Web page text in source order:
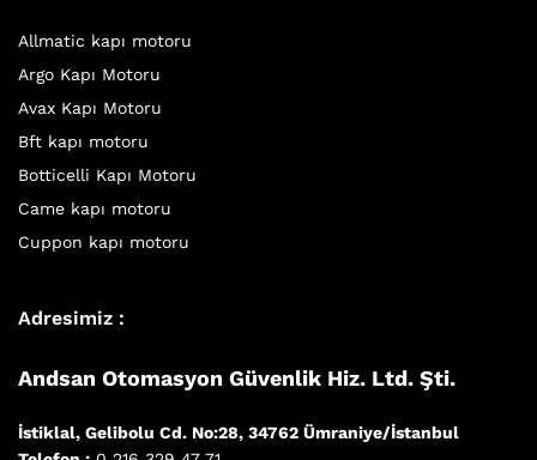
Allmatic kapı motoru
Argo Kapı Motoru
Avax Kapı Motoru
Bft kapı motoru
Botticelli Kapı Motoru
Came kapı motoru
Cuppon kapı motoru
Adresimiz :
Andsan Otomasyon Güvenlik Hiz. Ltd. Şti.
İstiklal, Gelibolu Cd. No:28, 34762 Ümraniye/İstanbul